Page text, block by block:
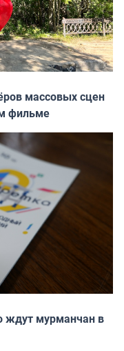
массовых сцен
фильме
ждут мурманчан в